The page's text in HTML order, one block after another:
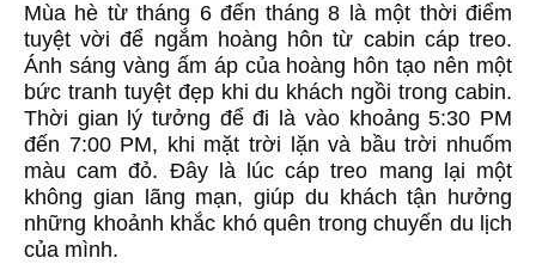
Mùa hè từ tháng 6 đến tháng 8 là một thời điểm
tuyệt vời để ngắm hoàng hôn từ cabin cáp treo.
Ánh sáng vàng ấm áp của hoàng hôn tạo nên một
bức tranh tuyệt đẹp khi du khách ngồi trong cabin.
Thời gian lý tưởng để đi là vào khoảng 5:30 PM
đến 7:00 PM, khi mặt trời lặn và bầu trời nhuốm
màu cam đỏ. Đây là lúc cáp treo mang lại một
không gian lãng mạn, giúp du khách tận hưởng
những khoảnh khắc khó quên trong chuyến du lịch
của mình.